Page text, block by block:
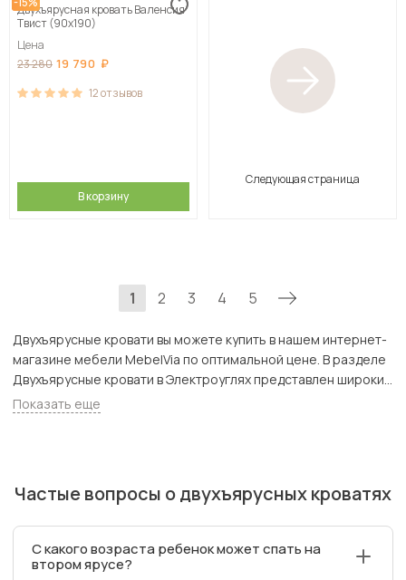
Двухъярусная кровать Валенсия
Твист (90х190)
Цена
23 280 19 790
12отзывов
В корзину
Следующая страница
1 2 3 4 5
Двухъярусные кровати вы можете купить в нашем интернет-
магазине мебели MebelVia по оптимальной цене. В разделе
Двухъярусные кровати в Электроуглях представлен широкий
ассортимент товаров с доставкой в Москве и Подмосковью,
включая Электроугли. Всего товаров в категории
Показать еще
Частые вопросы о двухъярусных кроватях
С какого возраста ребенок может спать на
втором ярусе?